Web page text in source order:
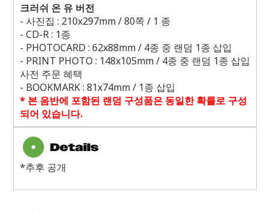
크러쉬 온 유 버전
- 사진집 : 210x297mm / 80쪽 / 1 종
- CD-R : 1종
- PHOTOCARD : 62x88mm / 4종 중 랜덤 1종 삽입
- PRINT PHOTO : 148x105mm / 4종 중 랜덤 1종 삽입
사전 주문 혜택
- BOOKMARK : 81x74mm / 1종 삽입
* 본 음반에 포함된 랜덤 구성품은 동일한 확률로 구성
되어 있습니다.
*추후 공개